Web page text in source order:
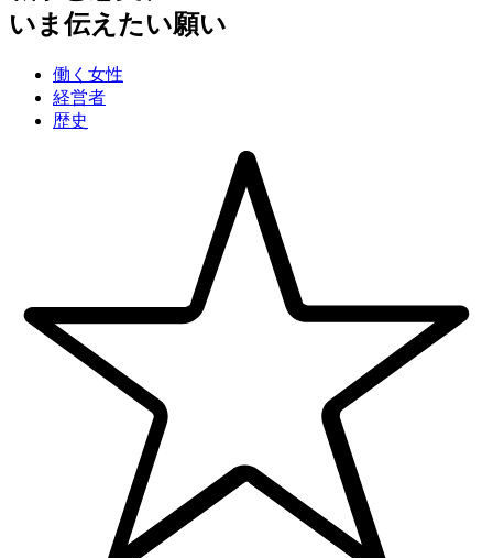
いま伝えたい願い
働く女性
経営者
歴史